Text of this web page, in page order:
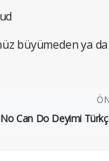
büyümeden ya
Can Do Deyimi